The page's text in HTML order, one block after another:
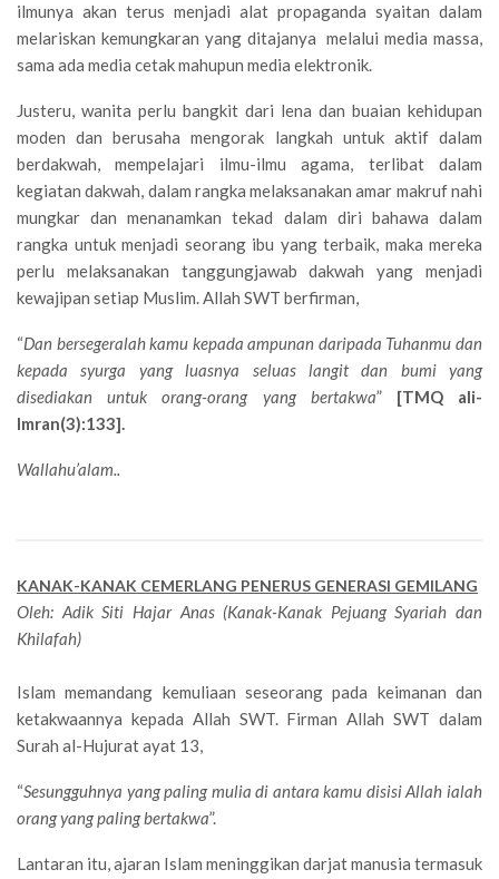
ilmunya akan terus menjadi alat propaganda syaitan dalam
melariskan kemungkaran yang ditajanya melalui media massa,
sama ada media cetak mahupun media elektronik.
Justeru, wanita perlu bangkit dari lena dan buaian kehidupan
moden dan berusaha mengorak langkah untuk aktif dalam
berdakwah, mempelajari ilmu-ilmu agama, terlibat dalam
kegiatan dakwah, dalam rangka melaksanakan amar makruf nahi
mungkar dan menanamkan tekad dalam diri bahawa dalam
rangka untuk menjadi seorang ibu yang terbaik, maka mereka
perlu melaksanakan tanggungjawab dakwah yang menjadi
kewajipan setiap Muslim. Allah SWT berfirman,
“Dan bersegeralah kamu kepada ampunan daripada Tuhanmu dan
kepada syurga yang luasnya seluas langit dan bumi yang
disediakan untuk orang-orang yang bertakwa” [TMQ ali-
Imran(3):133].
Wallahu’alam..
KANAK-KANAK CEMERLANG PENERUS GENERASI GEMILANG
Oleh: Adik Siti Hajar Anas (Kanak-Kanak Pejuang Syariah dan
Khilafah)
Islam memandang kemuliaan seseorang pada keimanan dan
ketakwaannya kepada Allah SWT. Firman Allah SWT dalam
Surah al-Hujurat ayat 13,
“Sesungguhnya yang paling mulia di antara kamu disisi Allah ialah
orang yang paling bertakwa”.
Lantaran itu, ajaran Islam meninggikan darjat manusia termasuk